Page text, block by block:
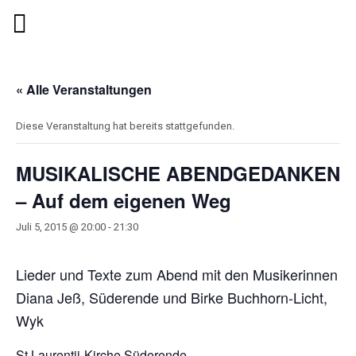
« Alle Veranstaltungen
Diese Veranstaltung hat bereits stattgefunden.
MUSIKALISCHE ABENDGEDANKEN
– Auf dem eigenen Weg
Juli 5, 2015 @ 20:00 - 21:30
Lieder und Texte zum Abend mit den Musikerinnen
Diana Jeß, Süderende und Birke Buchhorn-Licht,
Wyk